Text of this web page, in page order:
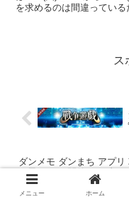
を求めるのは間違っている
ス
ダンメモ ダンまち アプリ
の男ガチャ 開催！[猛者]
理]フレイヤ をゲット！
メニュー ホーム